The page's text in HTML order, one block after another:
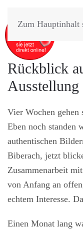
Zum Hauptinhalt
Rückblick
Ausstellung
Vier Wochen gehen
Eben noch standen
authentischen
Biberach, jetzt
Zusammenarbeit
von Anfang an
echtem Interesse.
Einen Monat lang